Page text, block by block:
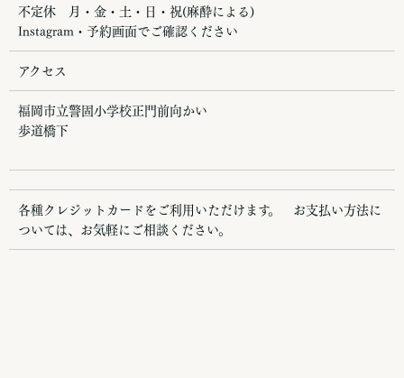
不定休 月・金・土・日・祝(麻酔による)
Instagram・予約画面でご確認ください
アクセス
福岡市立警固小学校正門前向かい
歩道橋下
各種クレジットカードをご利用いただけます。 お支払い方法に
ついては、お気軽にご相談ください。